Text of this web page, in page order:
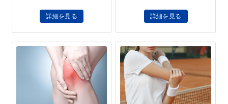
詳細を見る 詳細を見る